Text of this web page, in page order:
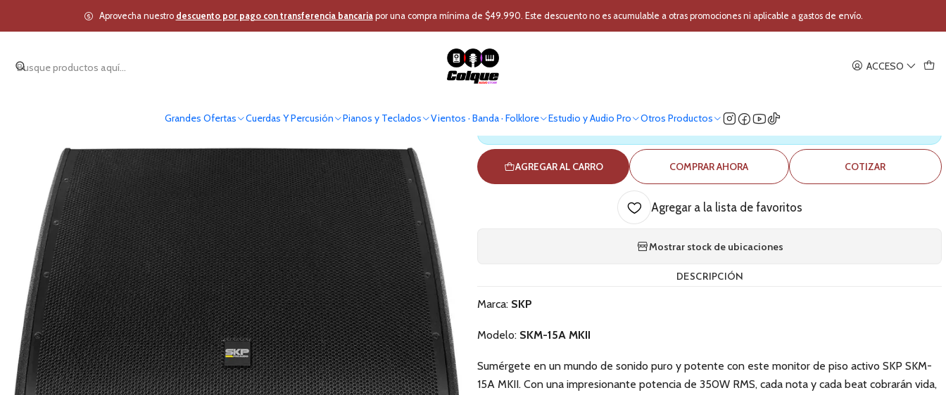
ACCESO
Grandes Ofertas Cuerdas Y Percusión Pianos y Teclados Vientos · Banda · Folklore Estudio y Audio Pro Otros Productos
Aprovecha nuestro descuento por pago con transferencia bancariapor una compra mínima de $49.990. Este descuento no es acumulable a otras promociones ni aplicable a gastos de envío.
Inicio Estudio y Audio Pro Audio Profesional Caja Acústica Monitor Activo Monitor de Piso Activo SKP SKM-15A MKII
Monitor de Piso Activo SKP SKM-15A MKII
Antes de comprar verifica nuestro stock
AGREGAR AL CARRO COMPRAR AHORA COTIZAR
Agregar a la lista de favoritos
Mostrar stock de ubicaciones
DESCRIPCIÓN
Marca: SKP
Modelo: SKM-15A MKII
Sumérgete en un mundo de sonido puro y potente con este monitor de piso activo SKP SKM-
15A MKII. Con una impresionante potencia de 350W RMS, cada nota y cada beat cobrarán vida,